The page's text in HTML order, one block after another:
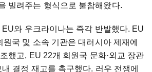
빌려주는 형식으로 불참해왔다.
와 우크라이나는 즉각 반발했다. EU
국 및 소속 기관은 대러시아 제재에
했고, EU 22개 회원국 문화·외교 장관
결정 재고를 촉구했다. 러우 전쟁에